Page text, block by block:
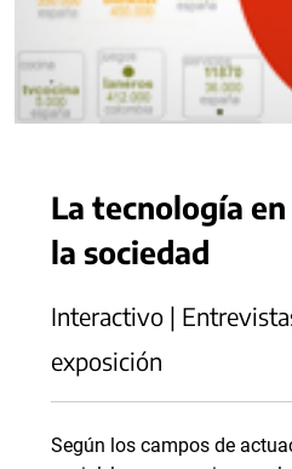
La tecnología
la sociedad
Interactivo |
exposición
Según los campos de